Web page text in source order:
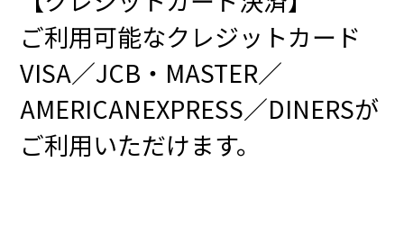
ご利用可能なクレジットカード
VISA／JCB・MASTER／
AMERICANEXPRESS／DINERSが
ご利用いただけます。